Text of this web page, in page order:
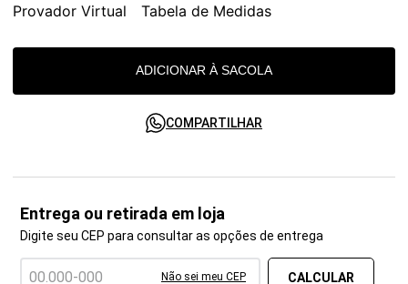
Provador Virtual Tabela de Medidas
ADICIONAR À SACOLA
COMPARTILHAR
Entrega ou retirada em loja
Digite seu CEP para consultar as opções de entrega
Não sei meu CEP